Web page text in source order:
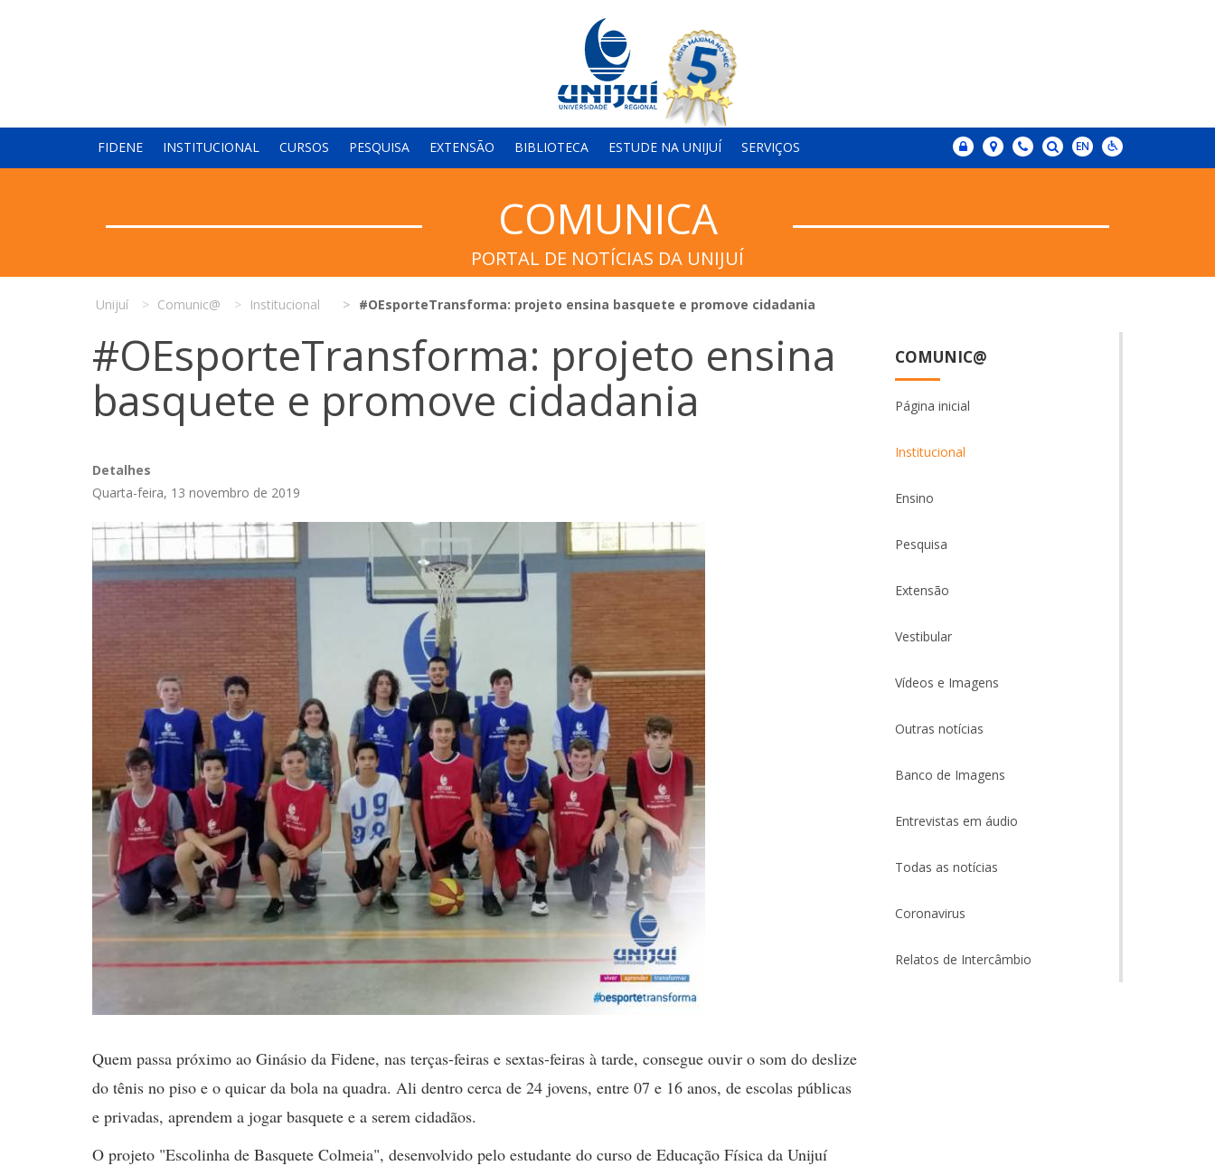
FIDENE INSTITUCIONAL CURSOS PESQUISA EXTENSÃO BIBLIOTECA ESTUDE NA UNIJUÍ SERVIÇOS
COMUNICA
PORTAL DE NOTÍCIAS DA UNIJUÍ
Unijuí Comunic@ Institucional #OEsporteTransforma: projeto ensina basquete e promove cidadania
#OEsporteTransforma: projeto ensina
basquete e promove cidadania
Detalhes
Quarta-feira, 13 novembro de 2019
Quem passa próximo ao Ginásio da Fidene, nas terças-feiras e sextas-feiras à tarde, consegue ouvir o som do deslize
do tênis no piso e o quicar da bola na quadra. Ali dentro cerca de 24 jovens, entre 07 e 16 anos, de escolas públicas
e privadas, aprendem a jogar basquete e a serem cidadãos.
O projeto "Escolinha de Basquete Colmeia", desenvolvido pelo estudante do curso de Educação Física da Unijuí
COMUNIC@
Página inicial
Institucional
Ensino
Pesquisa
Extensão
Vestibular
Vídeos e Imagens
Outras notícias
Banco de Imagens
Entrevistas em áudio
Todas as notícias
Coronavirus
Relatos de Intercâmbio